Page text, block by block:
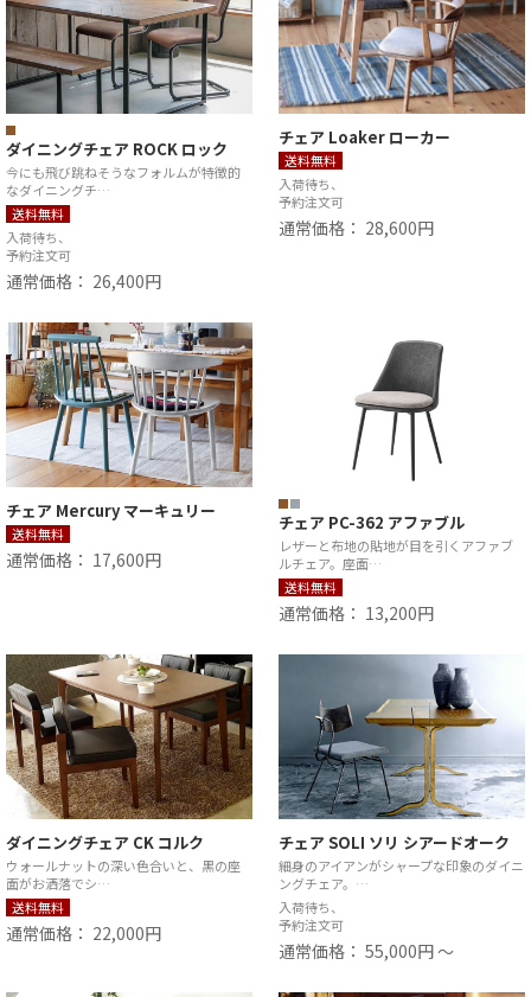
ダイニングチェア ROCK ロック
今にも飛び跳ねそうなフォルムが特徴的
なダイニングチ…
送料無料
入荷待ち、
予約注文可
通常価格： 26,400円
チェア Loaker ローカー
送料無料
入荷待ち、
予約注文可
通常価格： 28,600円
チェア Mercury マーキュリー
送料無料
通常価格： 17,600円
チェア PC-362 アファブル
レザーと布地の貼地が目を引くアファブ
ルチェア。座面…
送料無料
通常価格： 13,200円
ダイニングチェア CK コルク
ウォールナットの深い色合いと、黒の座
面がお洒落でシ…
送料無料
通常価格： 22,000円
チェア SOLI ソリ シアードオーク
細身のアイアンがシャープな印象のダイニ
ングチェア。…
入荷待ち、
予約注文可
通常価格： 55,000円 ～